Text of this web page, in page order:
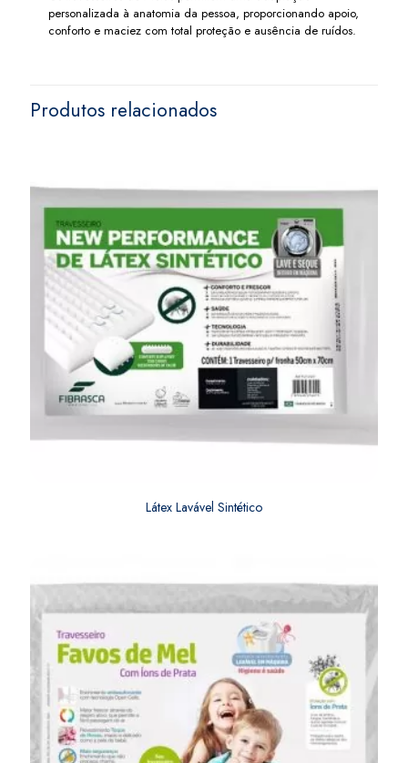
personalizada à anatomia da pessoa, proporcionando apoio,
conforto e maciez com total proteção e ausência de ruídos.
Produtos relacionados
Látex Lavável Sintético